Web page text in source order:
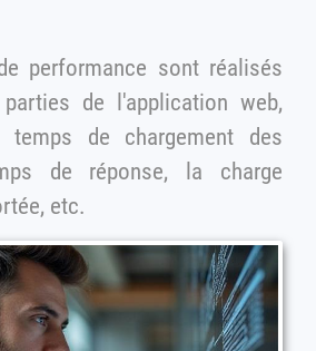
sont réalisés
de l'application web,
de réponse, la charge
etc.